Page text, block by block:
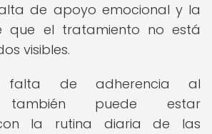
de apoyo emocional y la
que el tratamiento no está
visibles.
falta de adherencia al
también puede estar
la rutina diaria de las